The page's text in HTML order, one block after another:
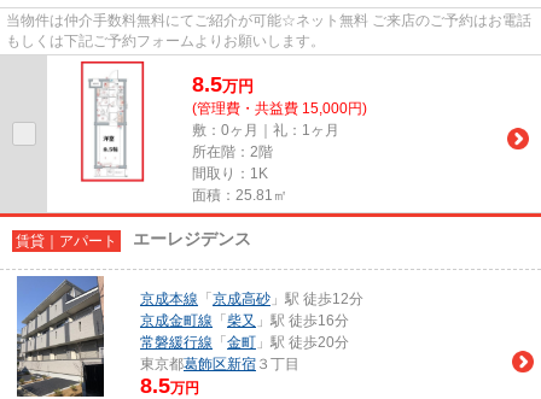
当物件は仲介手数料無料にてご紹介が可能☆ネット無料 ご来店のご予約はお電話
もしくは下記ご予約フォームよりお願いします。
8.5万円
(管理費・共益費 15,000円)
敷：0ヶ月｜礼：1ヶ月
所在階：2階
間取り：1K
面積：25.81㎡
賃貸｜アパート エーレジデンス
京成本線 「 京成高砂 」駅 徒歩12分
京成金町線 「 柴又 」駅 徒歩16分
常磐緩行線 「 金町 」駅 徒歩20分
東京都葛飾区新宿 ３丁目
8.5万円